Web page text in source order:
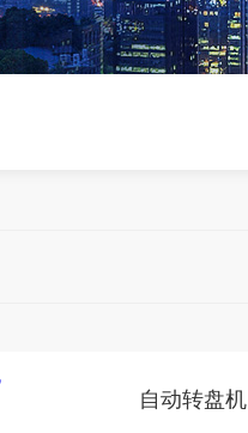
自动转盘机